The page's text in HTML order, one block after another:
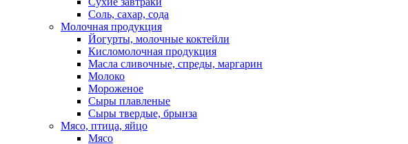
Соль, сахар, сода
Молочная продукция
Йогурты, молочные коктейли
Кисломолочная продукция
Масла сливочные, спреды, маргарин
Молоко
Мороженое
Сыры плавленые
Сыры твердые, брынза
Мясо, птица, яйцо
Мясо